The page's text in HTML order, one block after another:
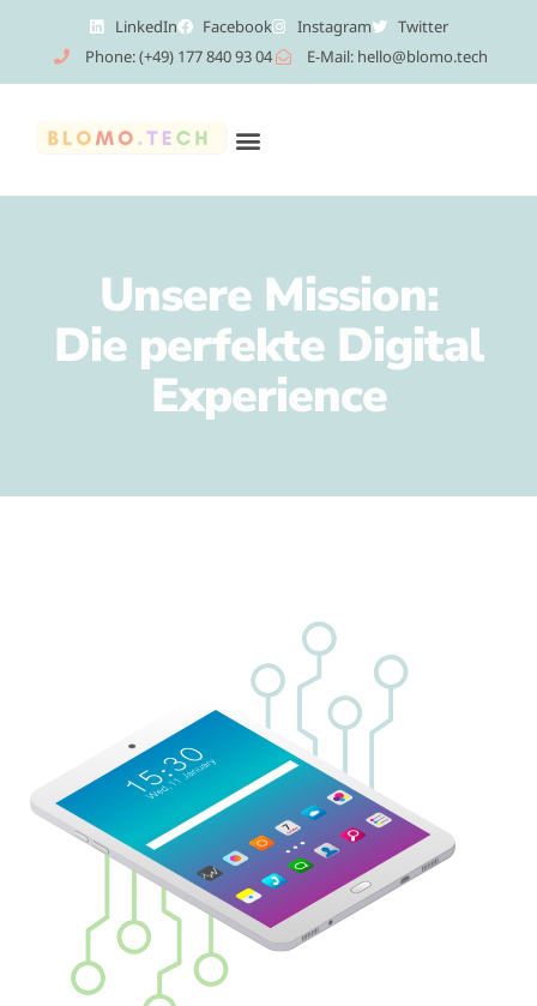
LinkedIn Facebook Instagram
Twitter
Phone: (+49) 177 840 93 04
E-Mail: hello@blomo.tech
Unsere Mission:
Die perfekte Digital
Experience